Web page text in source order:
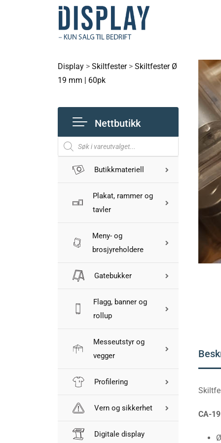
Display > Skiltfester> Skiltfester Ø
19 mm | 60pk
Nettbutikk
Butikkmateriell
Plakat, rammer og
tavler
Meny- og
brosjyreholdere
Gatebukker
Flagg, banner og
rollup
Messeutstyr og
vegger
Profilering
Vern og sikkerhet
Digitale display
CA-